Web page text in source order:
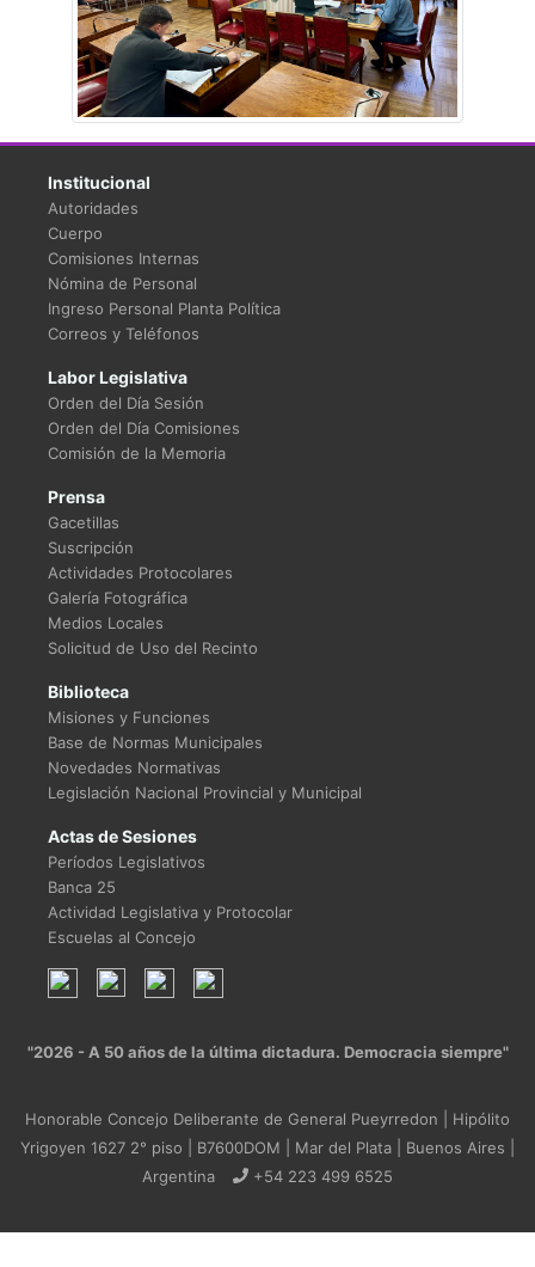
Institucional
Autoridades
Cuerpo
Comisiones Internas
Nómina de Personal
Ingreso Personal Planta Política
Correos y Teléfonos
Labor Legislativa
Orden del Día Sesión
Orden del Día Comisiones
Comisión de la Memoria
Prensa
Gacetillas
Suscripción
Actividades Protocolares
Galería Fotográfica
Medios Locales
Solicitud de Uso del Recinto
Biblioteca
Misiones y Funciones
Base de Normas Municipales
Novedades Normativas
Legislación Nacional Provincial y Municipal
Actas de Sesiones
Períodos Legislativos
Banca 25
Actividad Legislativa y Protocolar
Escuelas al Concejo
"2026 - A 50 años de la última dictadura. Democracia siempre"
Honorable Concejo Deliberante de General Pueyrredon | Hipólito
Yrigoyen 1627 2° piso | B7600DOM | Mar del Plata | Buenos Aires |
Argentina
+54 223 499 6525